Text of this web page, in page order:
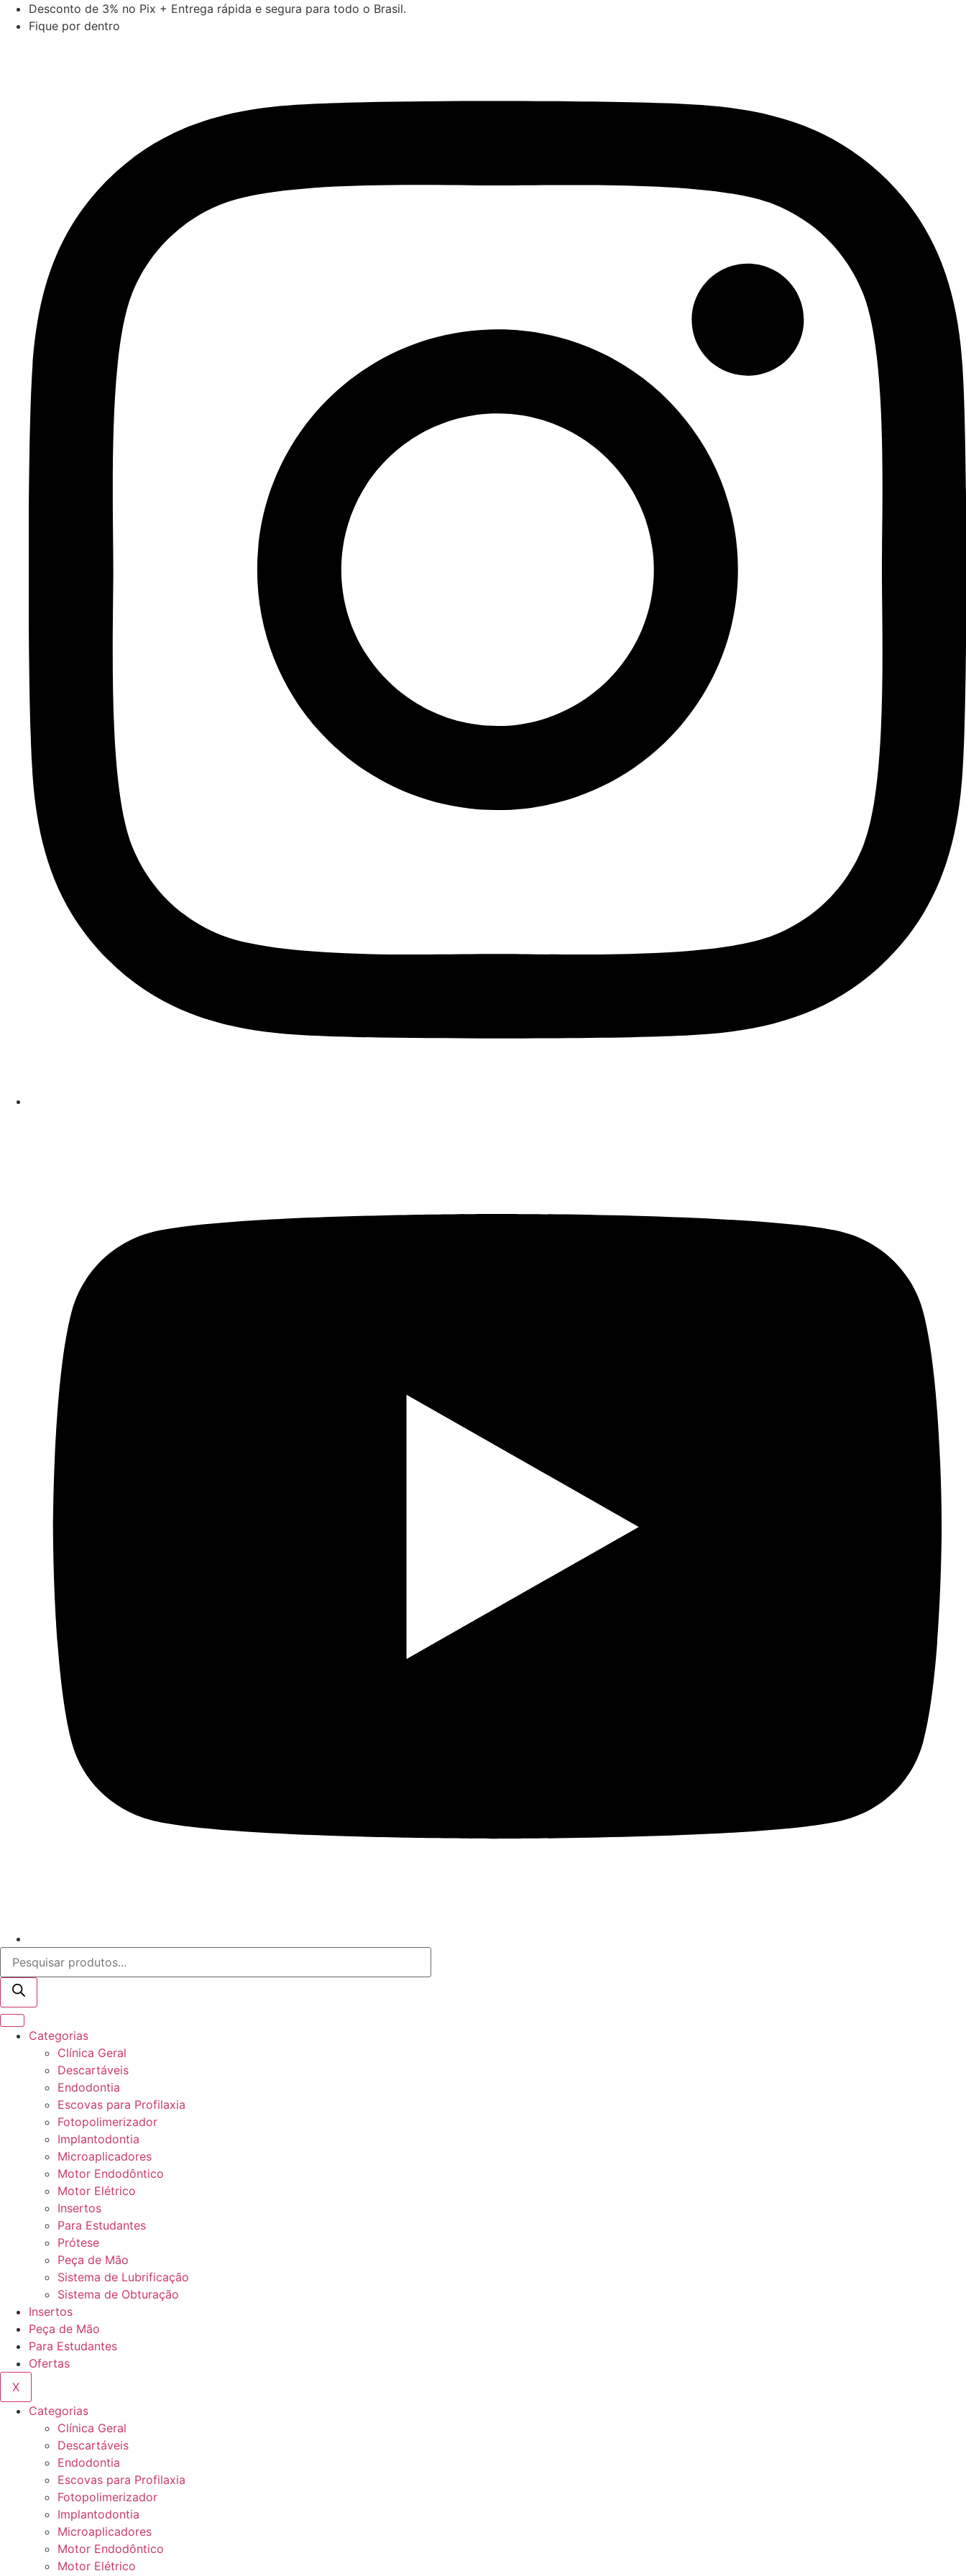
para
Desconto de 3% no Pix + Entrega rápida e segura para todo o Brasil.
Fique por dentro
Pesquisar
produtos
Categorias
Clínica Geral
Descartáveis
Endodontia
Escovas para Profilaxia
Fotopolimerizador
Implantodontia
Microaplicadores
Motor Endodôntico
Motor Elétrico
Insertos
Para Estudantes
Prótese
Peça de Mão
Sistema de Lubrificação
Sistema de Obturação
Insertos
Peça de Mão
Para Estudantes
Ofertas
X
Categorias
Clínica Geral
Descartáveis
Endodontia
Escovas para Profilaxia
Fotopolimerizador
Implantodontia
Microaplicadores
Motor Endodôntico
Motor Elétrico